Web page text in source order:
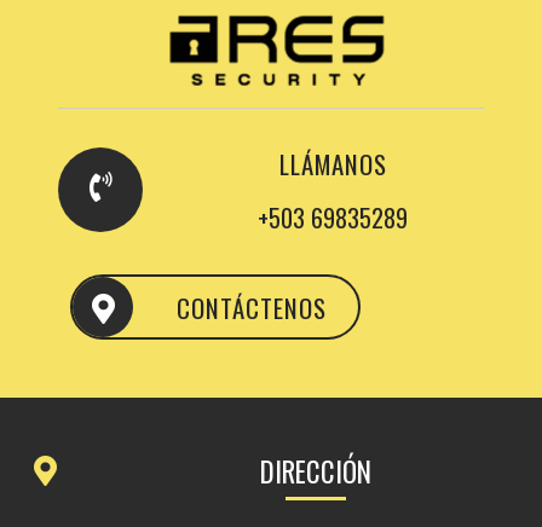
LLÁMANOS
+503 69835289
CONTÁCTENOS
DIRECCIÓN